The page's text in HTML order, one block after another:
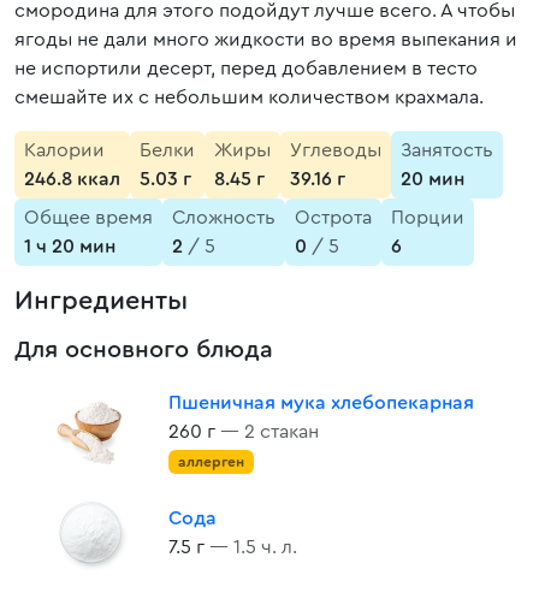
смородина для этого подойдут лучше всего. А чтобы
ягоды не дали много жидкости во время выпекания и
не испортили десерт, перед добавлением в тесто
смешайте их с небольшим количеством крахмала.
Калории
246.8 ккал
Белки
5.03 г
Жиры
8.45 г
Углеводы
39.16 г
Занятость
20 мин
Общее время
1 ч 20 мин
Сложность
2 / 5
Острота
0 / 5
Порции
6
Ингредиенты
Для основного блюда
Пшеничная мука хлебопекарная
260 г — 2 стакан
аллерген
Сода
7.5 г — 1.5 ч. л.